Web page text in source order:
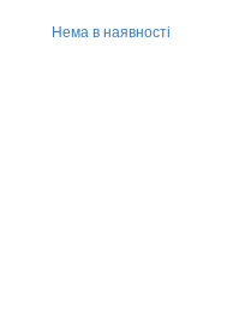
Нема в наявності